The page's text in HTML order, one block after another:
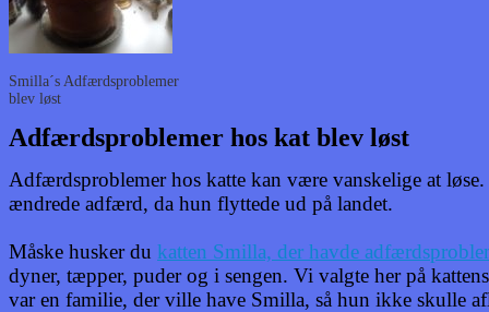
Smilla´s Adfærdsproblemer
blev løst
Adfærdsproblemer hos kat blev løst
Adfærdsproblemer hos katte kan være vanskelige at
ændrede adfærd, da hun flyttede ud på landet.
Måske husker du katten Smilla, der havde
dyner, tæpper, puder og i sengen. Vi valgte her på
var en familie, der ville have Smilla, så hun ikke skulle